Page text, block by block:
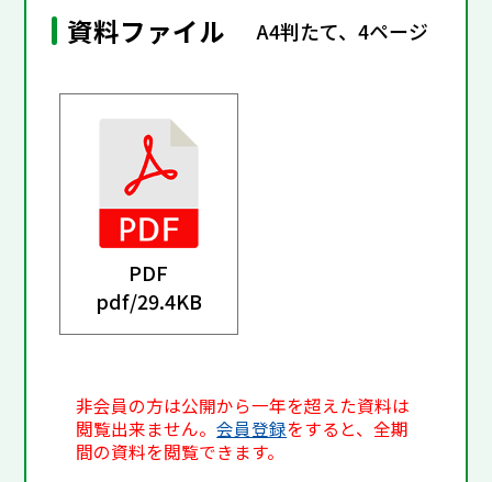
資料ファイル A4判たて、4ページ
PDF
pdf/29.4KB
非会員の方は公開から一年を超えた資料は
閲覧出来ません。会員登録をすると、全期
間の資料を閲覧できます。